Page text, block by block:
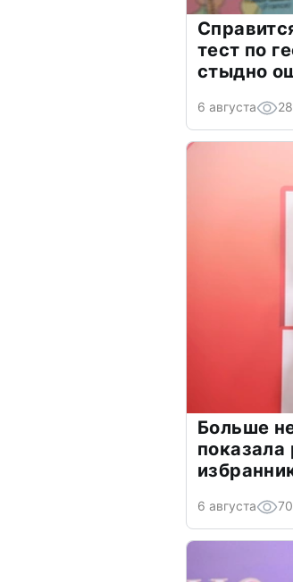
тест по
стыдно
6 августа 28
Больше
6 августа 70